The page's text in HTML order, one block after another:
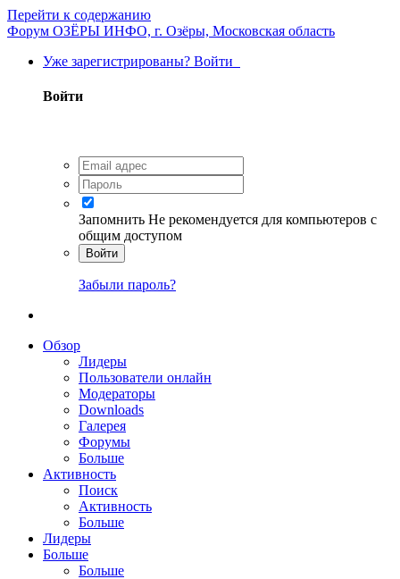
Перейти к содержанию
Форум ОЗЁРЫ ИНФО, г. Озёры, Московская область
Уже зарегистрированы? Войти
Войти
Запомнить Не рекомендуется для компьютеров с
общим доступом
Войти
Забыли пароль?
Обзор
Лидеры
Пользователи онлайн
Модераторы
Downloads
Галерея
Форумы
Больше
Активность
Поиск
Активность
Больше
Лидеры
Больше
Больше